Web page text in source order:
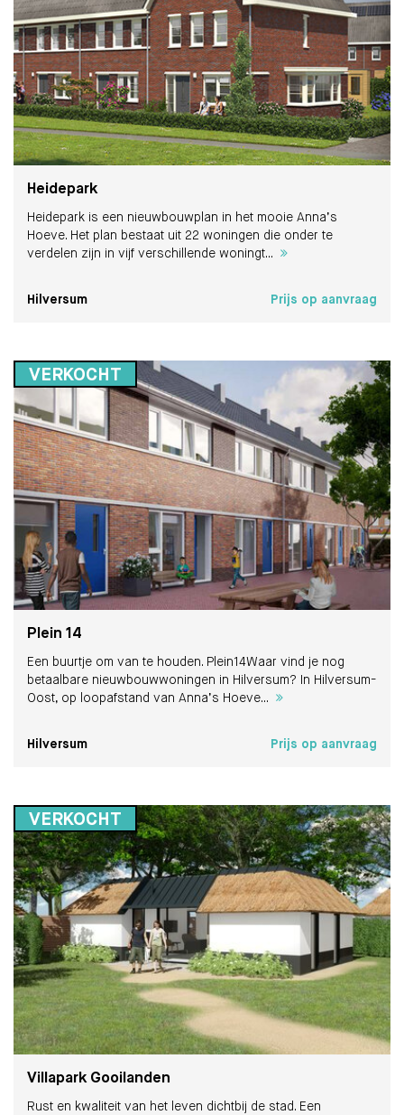
Heidepark
Heidepark is een nieuwbouwplan in het mooie Anna’s
Hoeve. Het plan bestaat uit 22 woningen die onder te
verdelen zijn in vijf verschillende woningt...
Hilversum Prijs op aanvraag
VERKOCHT
Plein 14
Een buurtje om van te houden. Plein14Waar vind je nog
betaalbare nieuwbouwwoningen in Hilversum? In Hilversum-
Oost, op loopafstand van Anna’s Hoeve...
Hilversum Prijs op aanvraag
VERKOCHT
Villapark Gooilanden
Rust en kwaliteit van het leven dichtbij de stad. Een